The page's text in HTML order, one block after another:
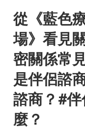
從《藍色
場》看見
密關係常
是伴侶諮
諮商？#
麼？